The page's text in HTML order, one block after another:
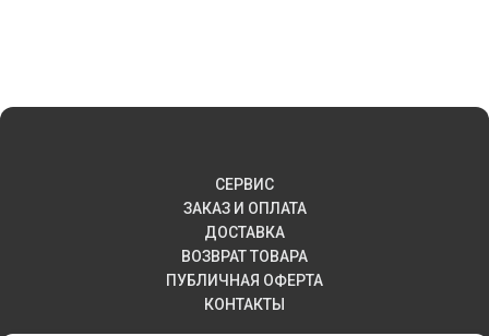
СЕРВИС
ЗАКАЗ И ОПЛАТА
ДОСТАВКА
ВОЗВРАТ ТОВАРА
ПУБЛИЧНАЯ ОФЕРТА
КОНТАКТЫ